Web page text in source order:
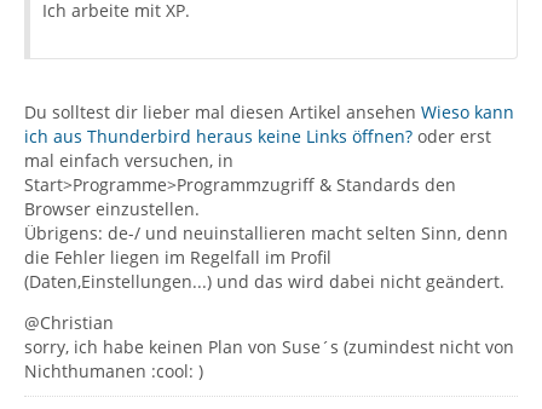
Ich arbeite mit XP.
Du solltest dir lieber mal diesen Artikel ansehen Wieso kann
ich aus Thunderbird heraus keine Links öffnen? oder erst
mal einfach versuchen, in
Start>Programme>Programmzugriff & Standards den
Browser einzustellen.
Übrigens: de-/ und neuinstallieren macht selten Sinn, denn
die Fehler liegen im Regelfall im Profil
(Daten,Einstellungen...) und das wird dabei nicht geändert.
@Christian
sorry, ich habe keinen Plan von Suse´s (zumindest nicht von
Nichthumanen :cool: )